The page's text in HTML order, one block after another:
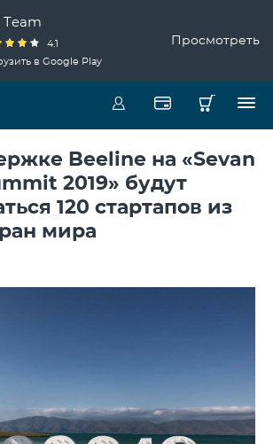
Team
4.1
в Google Play
Просмотреть
Beeline на «Sevan
2019» будут
120 стартапов из
мира